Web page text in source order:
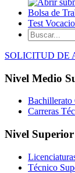
Bolsa de
Test
SOLICITUD DE
Nivel Medio
Bachillerato
Carreras
Nivel Superior
Técnico